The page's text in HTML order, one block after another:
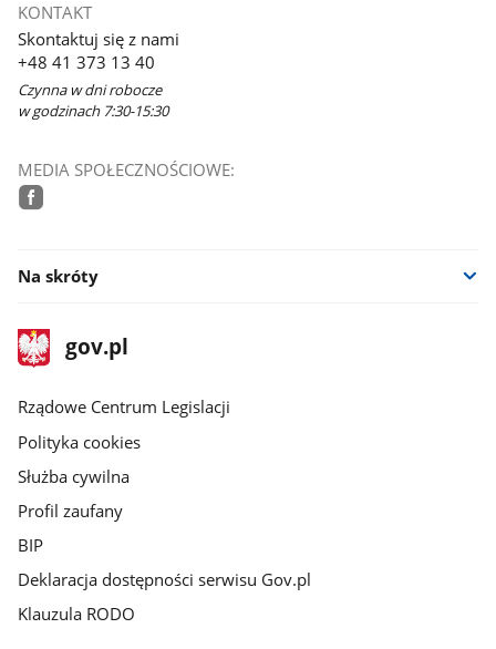
KONTAKT
Skontaktuj się z nami
+48 41 373 13 40
Czynna w dni robocze
w godzinach 7:30-15:30
MEDIA SPOŁECZNOŚCIOWE:
Na skróty
stopka
gov.plStrona
gov.pl
Rządowe Centrum Legislacji
Polityka cookies
Służba cywilna
Profil zaufany
BIP
Deklaracja dostępności serwisu Gov.pl
Klauzula RODO